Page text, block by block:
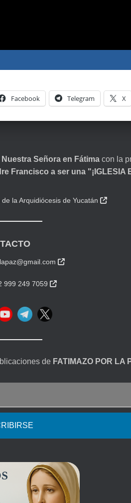
Facebook Telegram X
Nuestra Señora en Fátimacon la
Francisco a ser una "¡IGLESIA
la Arquidiócesis de Yucatán 

999 249 7059 
de FATIMAZO POR LA